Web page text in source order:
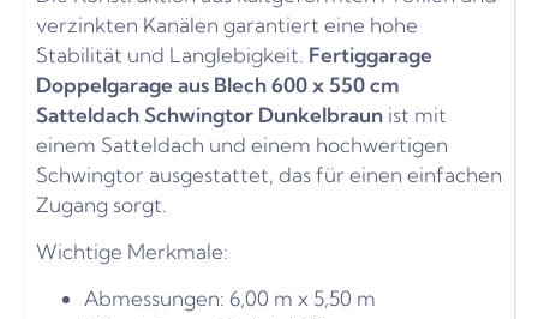
verzinkten Kanälen garantiert eine hohe
Stabilität und Langlebigkeit. Fertiggarage
Doppelgarage aus Blech 600 x 550 cm
Satteldach Schwingtor Dunkelbraun ist mit
einem Satteldach und einem hochwertigen
Schwingtor ausgestattet, das für einen einfachen
Zugang sorgt.
Wichtige Merkmale:
Abmessungen: 6,00 m x 5,50 m